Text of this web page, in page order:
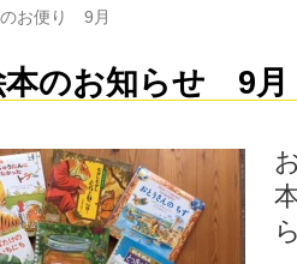
お便り 9月
本のお知らせ 9月